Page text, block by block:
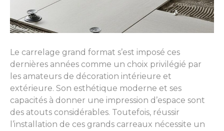
Le carrelage grand format s’est imposé ces
dernières années comme un choix privilégié par
les amateurs de décoration intérieure et
extérieure. Son esthétique moderne et ses
capacités à donner une impression d’espace sont
des atouts considérables. Toutefois, réussir
l’installation de ces grands carreaux nécessite un